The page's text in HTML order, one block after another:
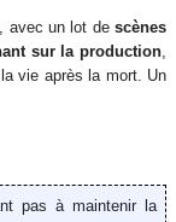
avec un lot de scènes
sur la production,
vie après la mort. Un
pas à maintenir la